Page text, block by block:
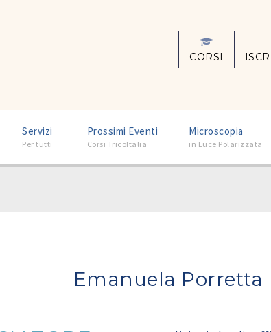
CORSI
Servizi
Per tutti
Prossimi Eventi
Corsi TricoItalia
Microscopia
in Luce Polarizzata
Emanuela Porretta